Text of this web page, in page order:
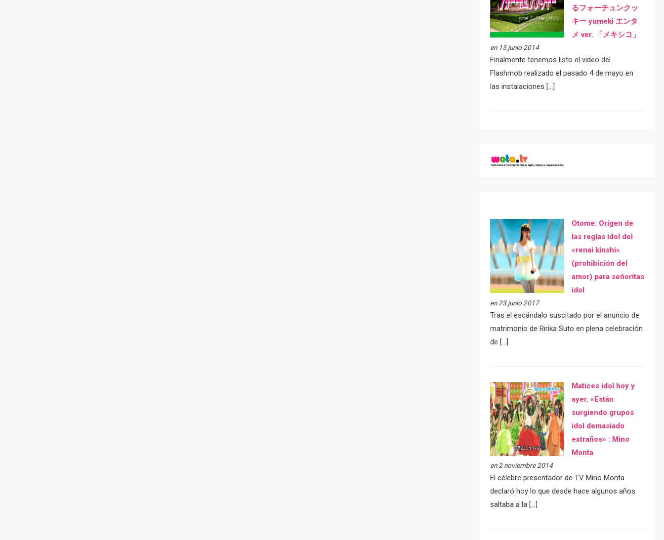
るフォーチュンクッ
キー yumeki エンタ
メ ver. 「メキシコ」
en 15 junio 2014
Finalmente tenemos listo el video del
Flashmob realizado el pasado 4 de mayo en
las instalaciones […]
Otome: Orígen de
las reglas idol del
«renai kinshi»
(prohibición del
amor) para señoritas
idol
en 23 junio 2017
Tras el escándalo suscitado por el anuncio de
matrimonio de Ririka Suto en plena celebración
de […]
Matices idol hoy y
ayer. «Están
surgiendo grupos
idol demasiado
extraños» : Mino
Monta
en 2 noviembre 2014
El célebre presentador de TV Mino Monta
declaró hoy lo que desde hace algunos años
saltaba a la […]